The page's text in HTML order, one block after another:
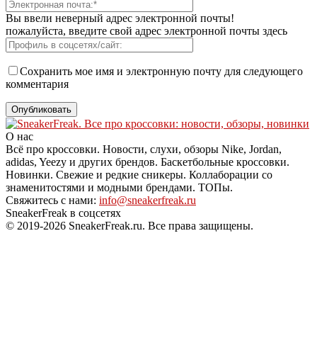
Вы ввели неверный адрес электронной почты!
пожалуйста, введите свой адрес электронной почты здесь
Сохранить мое имя и электронную почту для следующего
комментария
О нас
Всё про кроссовки. Новости, слухи, обзоры Nike, Jordan,
adidas, Yeezy и других брендов. Баскетбольные кроссовки.
Новинки. Свежие и редкие сникеры. Коллаборации со
знаменитостями и модными брендами. ТОПы.
Свяжитесь с нами: info@sneakerfreak.ru
SneakerFreak в соцсетях
© 2019-2026 SneakerFreak.ru. Все права защищены.